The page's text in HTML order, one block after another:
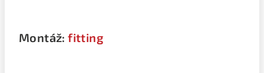
Montáž:fitting